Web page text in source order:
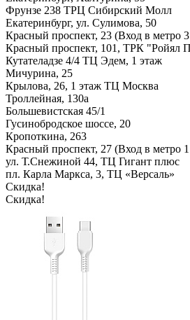
Фрунзе 238 ТРЦ Сибирский Молл
Екатеринбург, ул. Сулимова, 50
Красный проспект, 23 (Вход в метро
Красный проспект, 101, ТРК "Ройял
Кутателадзе 4/4 ТЦ Эдем, 1 этаж
Мичурина, 25
Крылова, 26, 1 этаж ТЦ Москва
Троллейная, 130а
Большевистская 45/1
Гусинобродское шоссе, 20
Кропоткина, 263
Красный проспект, 27 (Вход в метро
ул. Т.Снежиной 44, ТЦ Гигант плюс
пл. Карла Маркса, 3, ТЦ «Версаль»
Скидка!
Скидка!